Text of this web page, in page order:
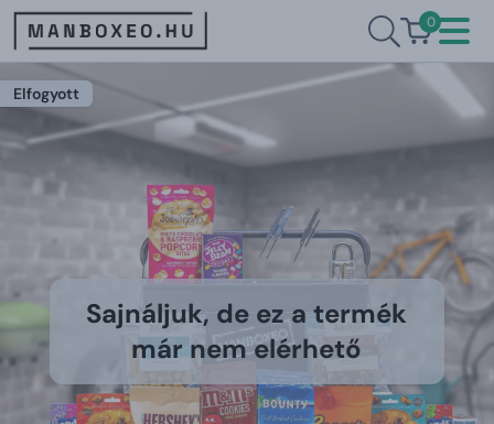
0
Elfogyott
Sajnáljuk, de ez a termék
már nem elérhető